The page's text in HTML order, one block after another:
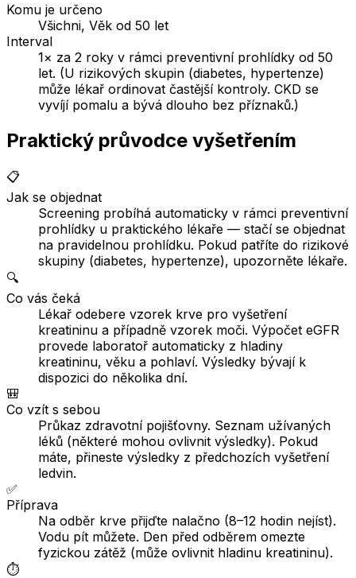
Komu je určeno
Všichni, Věk od 50 let
Interval
1× za 2 roky v rámci preventivní prohlídky od 50
let. (U rizikových skupin (diabetes, hypertenze)
může lékař ordinovat častější kontroly. CKD se
vyvíjí pomalu a bývá dlouho bez příznaků.)
Praktický průvodce vyšetřením
📋
Jak se objednat
Screening probíhá automaticky v rámci preventivní
prohlídky u praktického lékaře — stačí se objednat
na pravidelnou prohlídku. Pokud patříte do rizikové
skupiny (diabetes, hypertenze), upozorněte lékaře.
🔍
Co vás čeká
Lékař odebere vzorek krve pro vyšetření
kreatininu a případně vzorek moči. Výpočet eGFR
provede laboratoř automaticky z hladiny
kreatininu, věku a pohlaví. Výsledky bývají k
dispozici do několika dní.
🎒
Co vzít s sebou
Průkaz zdravotní pojišťovny. Seznam užívaných
léků (některé mohou ovlivnit výsledky). Pokud
máte, přineste výsledky z předchozích vyšetření
ledvin.
✅
Příprava
Na odběr krve přijďte nalačno (8–12 hodin nejíst).
Vodu pít můžete. Den před odběrem omezte
fyzickou zátěž (může ovlivnit hladinu kreatininu).
⏱️